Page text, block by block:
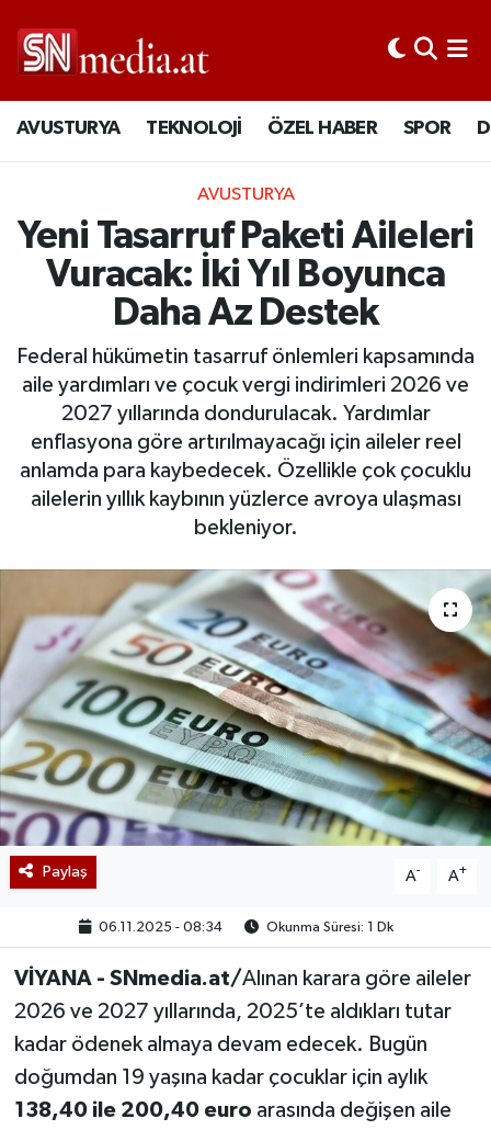
AVUSTURYA TEKNOLOJİ ÖZEL HABER SPOR
AVUSTURYA
Yeni Tasarruf Paketi Aileleri
Vuracak: İki Yıl Boyunca
Daha Az Destek
Federal hükümetin tasarruf önlemleri kapsamında
aile yardımları ve çocuk vergi indirimleri 2026 ve
2027 yıllarında dondurulacak. Yardımlar
enflasyona göre artırılmayacağı için aileler reel
anlamda para kaybedecek. Özellikle çok çocuklu
ailelerin yıllık kaybının yüzlerce avroya ulaşması
bekleniyor.
Paylaş A- A+
06.11.2025 - 08:34 Okunma Süresi: 1 Dk
VİYANA - SNmedia.at/Alınan karara göre aileler
2026 ve 2027 yıllarında, 2025’te aldıkları tutar
kadar ödenek almaya devam edecek. Bugün
doğumdan 19 yaşına kadar çocuklar için aylık
138,40 ile 200,40 euro arasında değişen aile